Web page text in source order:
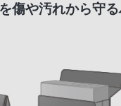
傷や汚れから守